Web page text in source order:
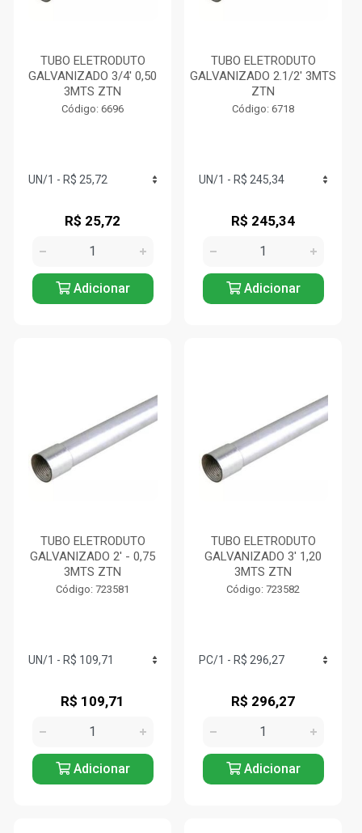
TUBO ELETRODUTO
GALVANIZADO 3/4' 0,50
3MTS ZTN
Código: 6696
R$ 25,72
Adicionar
TUBO ELETRODUTO
GALVANIZADO 2.1/2' 3MTS
ZTN
Código: 6718
R$ 245,34
Adicionar
TUBO ELETRODUTO
GALVANIZADO 2' - 0,75
3MTS ZTN
Código: 723581
R$ 109,71
Adicionar
TUBO ELETRODUTO
GALVANIZADO 3' 1,20
3MTS ZTN
Código: 723582
R$ 296,27
Adicionar